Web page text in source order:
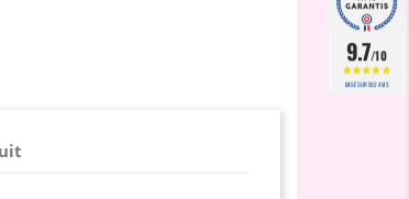
9.7/10
BASÉ SUR 502 AVIS